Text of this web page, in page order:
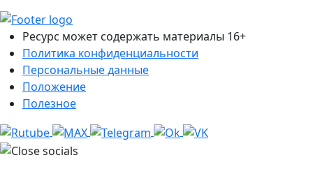
Ресурс может содержать материалы 16+
Политика конфиденциальности
Персональные данные
Положение
Полезное